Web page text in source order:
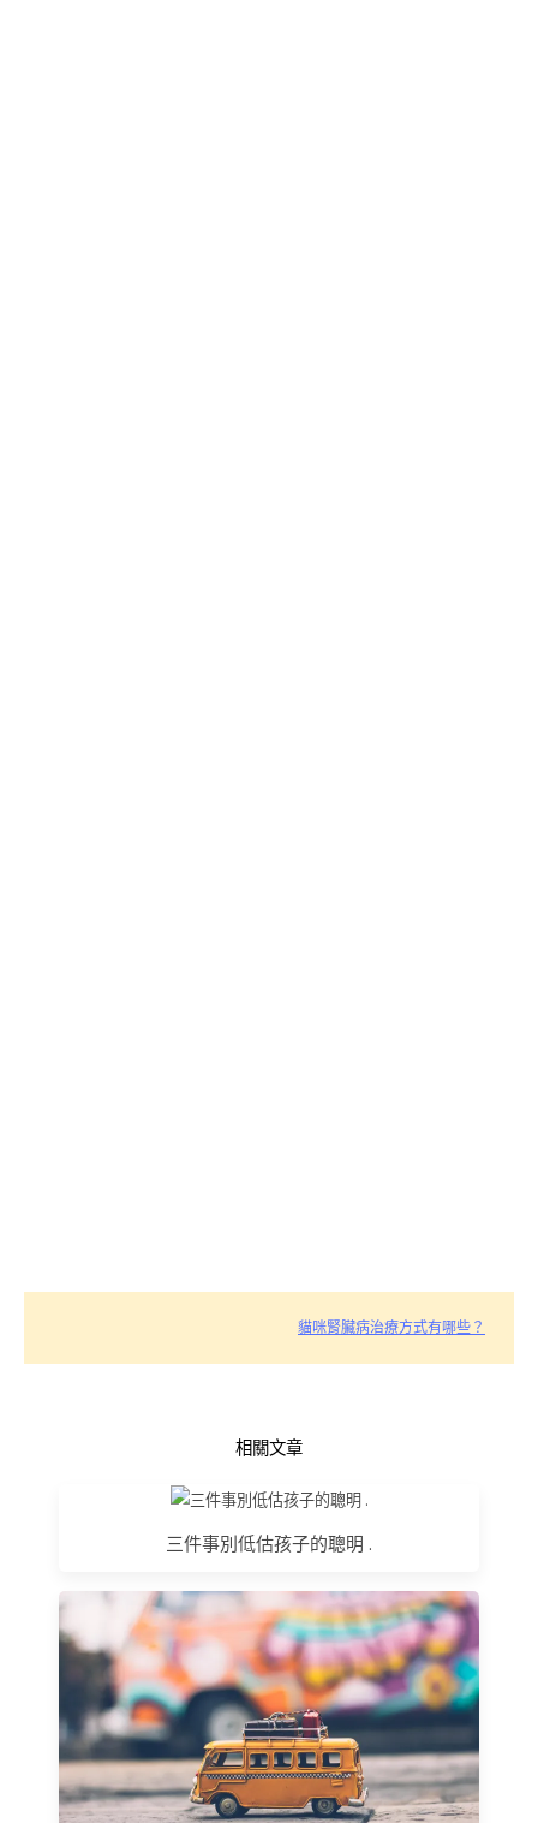
貓咪腎臟病治療方式有哪些？
相關文章
三件事別低估孩子的聰明 .